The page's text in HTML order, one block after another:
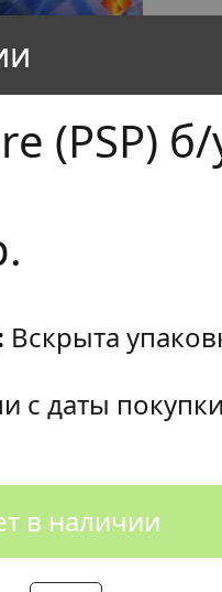
(PSP) б/
Вскрыта
с даты
в наличии